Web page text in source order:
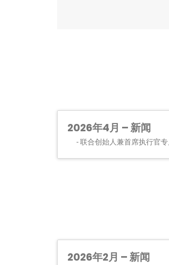
2026年4月 – 新闻
联合创始人兼首席执行官
2026年2月 – 新闻